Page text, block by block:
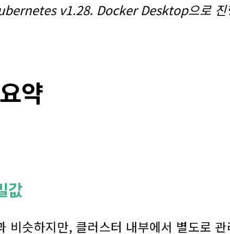
v1.28. Docker Desktop으로 진
약
값
비슷하지만, 클러스터 내부에서 별도로